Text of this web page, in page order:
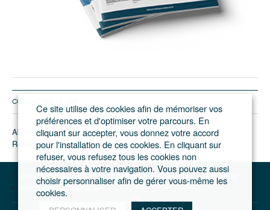
CONTACTEZ LE JGP
Abonnement/pub
Rédaction
Le journal du Grand Paris – L'actualité du développement de l'Ile-de-France
Votre compte
Se connecter
Ce site utilise des cookies afin de mémoriser vos
préférences et d'optimiser votre parcours. En
cliquant sur accepter, vous donnez votre accord
pour l'installation de ces cookies. En cliquant sur
refuser, vous refusez tous les cookies non
nécessaires à votre navigation. Vous pouvez aussi
choisir personnaliser afin de gérer vous-même les
cookies.